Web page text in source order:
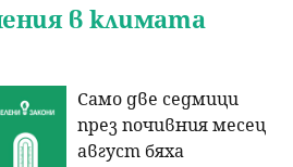
в климата
Само две седмици
през почивния месец
август бяха